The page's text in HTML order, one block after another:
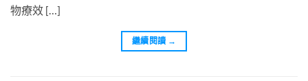
物療效 […]
繼續閱讀 →